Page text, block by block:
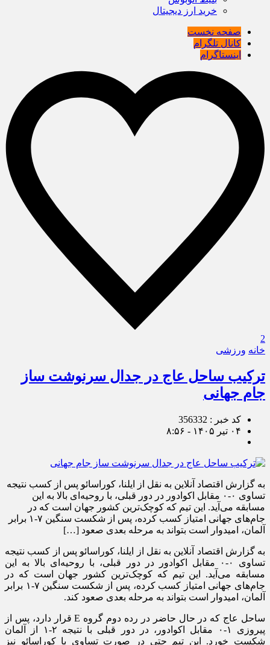
خرید ارز دیجیتال
صفحه نخست
کانال تلگرام
اینستاگرام
2
خانه ورزشی
ترکیب ساحل عاج در جدال سرنوشت ساز
جام جهانی
کد خبر : 356332
۰۴ تیر ۱۴۰۵ - ۸:۵۶
به گزارش اقتصاد آنلاین به نقل از ایلنا، کوراسائو پس از کسب نتیجه
تساوی ۰-۰ مقابل اکوادور در دور قبلی، با روحیه‌ای بالا به این
مسابقه می‌آید. این تیم که کوچک‌ترین کشور جهان است که در
جام‌های جهانی امتیاز کسب کرده، پس از شکست سنگین ۷-۱ برابر
آلمان، امیدوار است بتواند به مرحله بعدی صعود […]
به گزارش اقتصاد آنلاین به نقل از ایلنا، کوراسائو پس از کسب نتیجه
تساوی ۰-۰ مقابل اکوادور در دور قبلی، با روحیه‌ای بالا به این
مسابقه می‌آید. این تیم که کوچک‌ترین کشور جهان است که در
جام‌های جهانی امتیاز کسب کرده، پس از شکست سنگین ۷-۱ برابر
آلمان، امیدوار است بتواند به مرحله بعدی صعود کند.
ساحل عاج که در حال حاضر در رده دوم گروه E قرار دارد، پس از
پیروزی ۱-۰ مقابل اکوادور، در دور قبلی با نتیجه ۲-۱ از آلمان
شکست خورد. این تیم حتی در صورت تساوی با کوراسائو نیز